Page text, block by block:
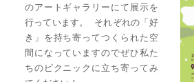
のアートギャラリーにて展示を
行っています。 それぞれの「好
き」を持ち寄ってつくられた空
間になっていますのでぜひ私た
ちのピクニックに立ち寄ってみ